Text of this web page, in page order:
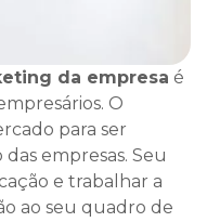
da empresa é
O
para ser
empresas. Seu
e trabalhar a
ao seu quadro de